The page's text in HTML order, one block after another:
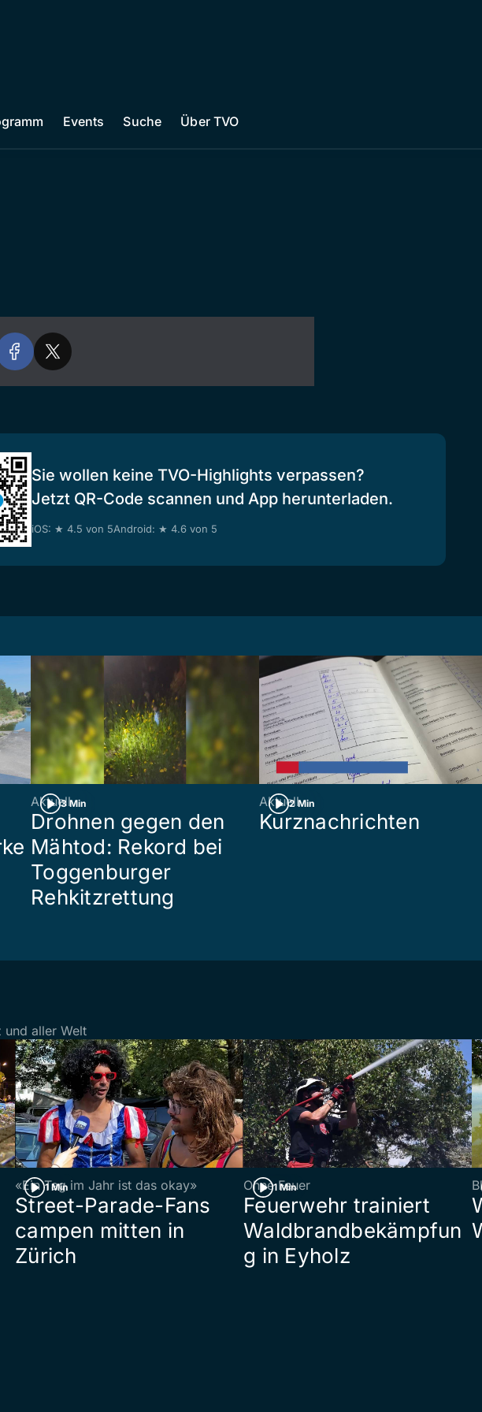
Events Suche Über TVO
Sie wollen keine TVO-Highlights verpassen?
Jetzt QR-Code scannen und App herunterladen.
iOS: ★ 4.5 von 5Android: ★ 4.6 von 5
3 Min
Aktuell
Drohnen gegen den
Mähtod: Rekord bei
Toggenburger
Rehkitzrettung
2 Min
Aktuell
Kurznachrichten
und aller Welt
1 Min
«Ein Tag im Jahr ist das okay»
Street-Parade-Fans
campen mitten in
Zürich
1 Min
Ohne Feuer
Feuerwehr trainiert
Waldbrandbekämpfun
g in Eyholz